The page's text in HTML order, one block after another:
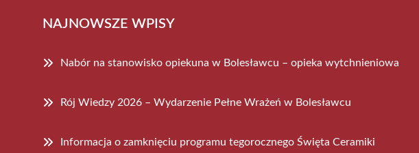
NAJNOWSZE WPISY
Nabór na stanowisko opiekuna w Bolesławcu – opieka wytchnieniowa
Rój Wiedzy 2026 – Wydarzenie Pełne Wrażeń w Bolesławcu
Informacja o zamknięciu programu tegorocznego Święta Ceramiki